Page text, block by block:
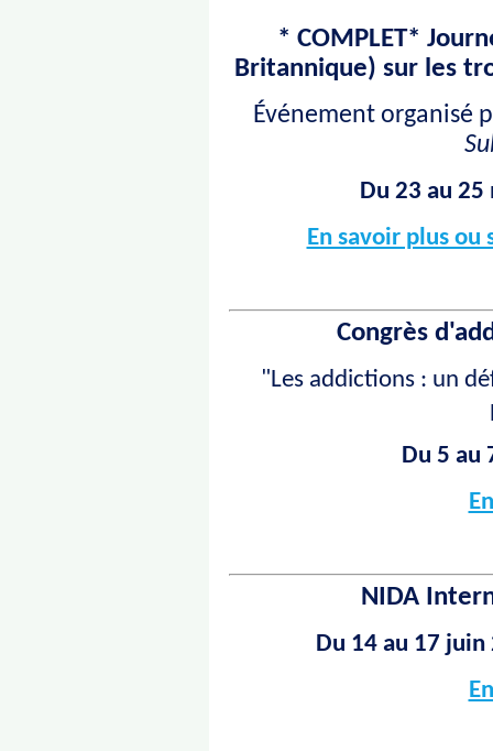
* COMPLET*
Britannique) sur les
Événement organisé
Du 23 au
En savoir plus
Congrès
"Les addictions : un
Du 5 au
NIDA
Du 14 au 17 juin